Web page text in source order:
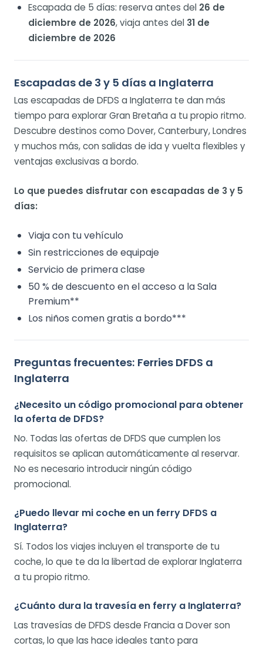
Escapada de 5 días: reserva antes del 26 de
diciembre de 2026, viaja antes del 31 de
diciembre de 2026
Escapadas de 3 y 5 días a Inglaterra
Las escapadas de DFDS a Inglaterra te dan más
tiempo para explorar Gran Bretaña a tu propio ritmo.
Descubre destinos como Dover, Canterbury, Londres
y muchos más, con salidas de ida y vuelta flexibles y
ventajas exclusivas a bordo.
Lo que puedes disfrutar con escapadas de 3 y 5
días:
Viaja con tu vehículo
Sin restricciones de equipaje
Servicio de primera clase
50 % de descuento en el acceso a la Sala
Premium**
Los niños comen gratis a bordo***
Preguntas frecuentes: Ferries DFDS a
Inglaterra
¿Necesito un código promocional para obtener
la oferta de DFDS?
No. Todas las ofertas de DFDS que cumplen los
requisitos se aplican automáticamente al reservar.
No es necesario introducir ningún código
promocional.
¿Puedo llevar mi coche en un ferry DFDS a
Inglaterra?
Sí. Todos los viajes incluyen el transporte de tu
coche, lo que te da la libertad de explorar Inglaterra
a tu propio ritmo.
¿Cuánto dura la travesía en ferry a Inglaterra?
Las travesías de DFDS desde Francia a Dover son
cortas, lo que las hace ideales tanto para